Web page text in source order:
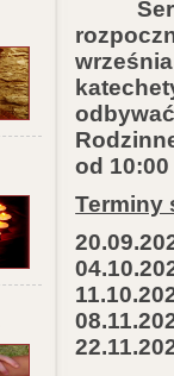
Seria
od
Terminy